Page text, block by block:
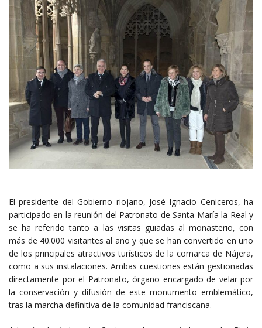
El presidente del Gobierno riojano, José Ignacio Ceniceros, ha
participado en la reunión del Patronato de Santa María la Real y
se ha referido tanto a las visitas guiadas al monasterio, con
más de 40.000 visitantes al año y que se han convertido en uno
de los principales atractivos turísticos de la comarca de Nájera,
como a sus instalaciones. Ambas cuestiones están gestionadas
directamente por el Patronato, órgano encargado de velar por
la conservación y difusión de este monumento emblemático,
tras la marcha definitiva de la comunidad franciscana.